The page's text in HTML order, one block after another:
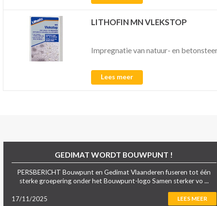
LITHOFIN MN VLEKSTOP
Impregnatie van natuur- en
Lees meer
GEDIMAT WORDT BOUWPUNT !
PERSBERICHT Bouwpunt en Gedimat Vlaanderen fuseren tot één
sterke groepering onder het Bouwpunt-logo Samen sterker vo ...
17/11/2025 LEES MEER